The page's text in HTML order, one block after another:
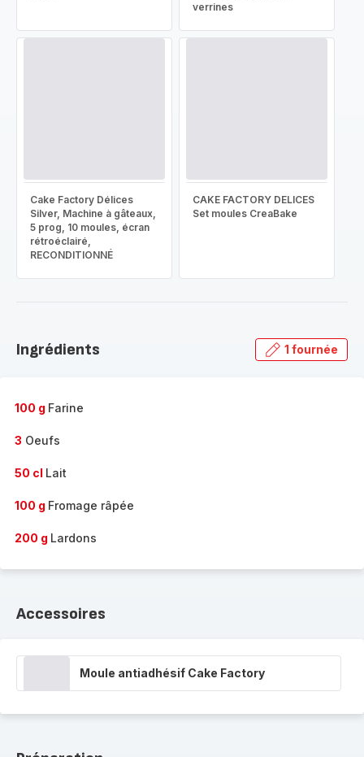
verrines
Cake Factory Délices
Silver, Machine à gâteaux,
5 prog, 10 moules, écran
rétroéclairé,
RECONDITIONNÉ
CAKE FACTORY DELICES
Set moules CreaBake
Ingrédients 1 fournée
100 g Farine
3 Oeufs
50 cl Lait
100 g Fromage râpée
200 g Lardons
Accessoires
Moule antiadhésif Cake Factory